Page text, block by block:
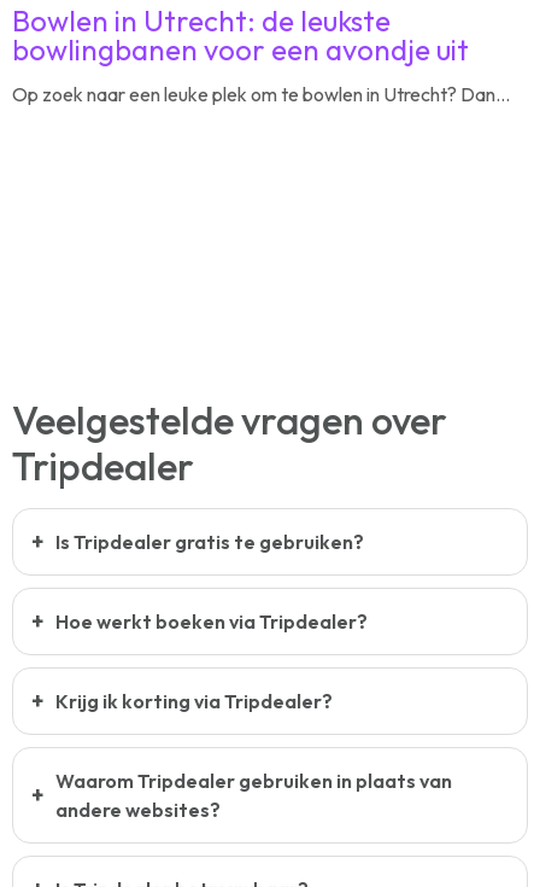
Bowlen in Utrecht: de leukste
bowlingbanen voor een avondje uit
Op zoek naar een leuke plek om te bowlen in Utrecht? Dan...
Veelgestelde vragen over
Tripdealer
Is Tripdealer gratis te gebruiken?
Hoe werkt boeken via Tripdealer?
Krijg ik korting via Tripdealer?
Waarom Tripdealer gebruiken in plaats van
andere websites?